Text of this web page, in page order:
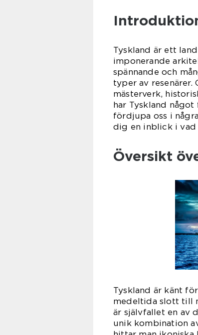
Tyskland är ett
imponerande
spännande och
typer av resenärer.
mästerverk,
har Tyskland
fördjupa oss i
dig en inblick i vad
Översikt
Tyskland är känt
medeltida slott till
är självfallet en av
unik kombination